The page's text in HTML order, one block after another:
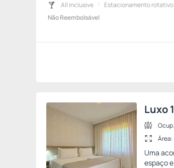
All inclusive Estacionamento rotativo
Não Reembolsável
Luxo
Área:
Uma
espaço